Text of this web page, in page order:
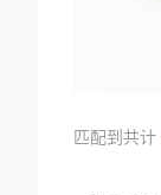
匹配到共计